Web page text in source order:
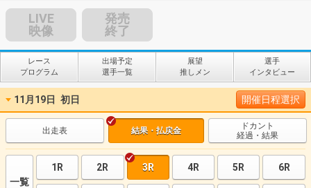
LIVE
映像
発売
終了
レース
プログラム
出場予定
選手一覧
展望
推しメン
選手
インタビュー
11月19日 初日 開催日程選択
出走表 結果・払戻金
ドカント
経過・結果
一覧
1R 2R 3R 4R 5R 6R